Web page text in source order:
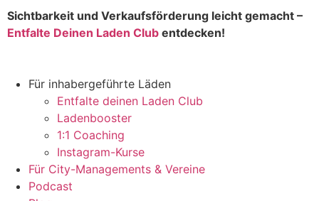
Sichtbarkeit und Verkaufsförderung leicht gemacht –
Entfalte Deinen Laden Club entdecken!
Für inhabergeführte Läden
Entfalte deinen Laden Club
Ladenbooster
1:1 Coaching
Instagram-Kurse
Für City-Managements & Vereine
Podcast